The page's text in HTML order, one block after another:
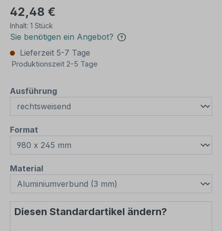
42,48 €
Inhalt: 1 Stück
Sie benötigen ein Angebot?
Lieferzeit 5-7 Tage
Produktionszeit 2-5 Tage
Ausführungauswählen
Format
Materialauswählen
Diesen Standardartikel ändern?